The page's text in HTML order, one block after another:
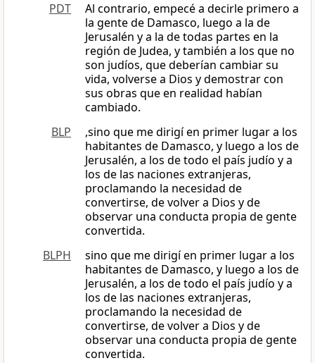
PDT
Al contrario, empecé a decirle primero a
la gente de Damasco, luego a la de
Jerusalén y a la de todas partes en la
región de Judea, y también a los que no
son judíos, que deberían cambiar su
vida, volverse a Dios y demostrar con
sus obras que en realidad habían
cambiado.
BLP
,sino que me dirigí en primer lugar a los
habitantes de Damasco, y luego a los de
Jerusalén, a los de todo el país judío y a
los de las naciones extranjeras,
proclamando la necesidad de
convertirse, de volver a Dios y de
observar una conducta propia de gente
convertida.
BLPH
sino que me dirigí en primer lugar a los
habitantes de Damasco, y luego a los de
Jerusalén, a los de todo el país judío y a
los de las naciones extranjeras,
proclamando la necesidad de
convertirse, de volver a Dios y de
observar una conducta propia de gente
convertida.